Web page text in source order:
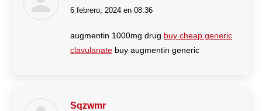
dice:
6 febrero, 2024 en 08:36
augmentin 1000mg drug buy cheap generic
clavulanate buy augmentin generic
Sqzwmr